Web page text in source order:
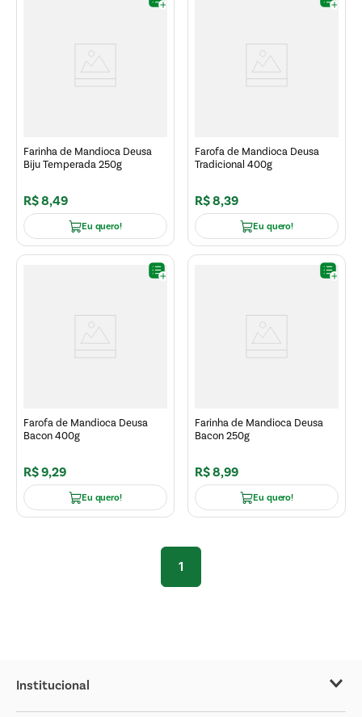
Farinha de Mandioca Deusa
Biju Temperada 250g
R$8,49
Eu quero!
Farofa de Mandioca Deusa
Tradicional 400g
R$8,39
Eu quero!
Farofa de Mandioca Deusa
Bacon 400g
R$9,29
Eu quero!
Farinha de Mandioca Deusa
Bacon 250g
R$8,99
Eu quero!
1
Institucional
Sobre o Covabra